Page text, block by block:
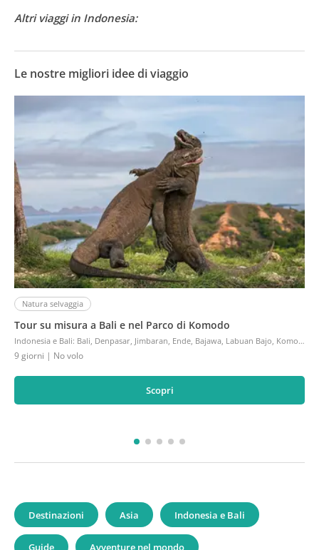
Altri viaggi in Indonesia:
Le nostre migliori idee di viaggio
Natura selvaggia
Tour su misura a Bali e nel Parco di Komodo
Indonesia e Bali: Bali, Denpasar, Jimbaran, Ende, Bajawa, Labuan Bajo, Komodo, Sanur
9 giorni | No volo
Scopri
Destinazioni Asia Indonesia e Bali
Guide Avventure nel mondo